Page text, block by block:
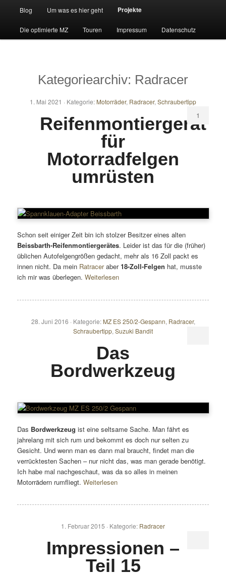
Zum primären Inhalt springen
Zum sekundären Inhalt springen
Blog Um was es hier geht Projekte
Die optimierte MZ Touren Impressum Datenschutz
Kategoriearchiv: Radracer
1. Mai 2021 · Kategorie: Motorräder, Radracer, Schraubertipp
Reifenmontiergerät
für
Motorradfelgen
umrüsten
1
Schon seit einiger Zeit bin ich stolzer Besitzer eines alten
Beissbarth-Reifenmontiergerätes. Leider ist das für die (früher)
üblichen Autofelgengrößen gedacht, mehr als 16 Zoll packt es
innen nicht. Da mein Ratraceraber18-Zoll-Felgen hat, musste
ich mir was überlegen.Weiterlesen
28. Juni 2016 · Kategorie: MZ ES 250/2-Gespann, Radracer,
Schraubertipp, Suzuki Bandit
Das
Bordwerkzeug
Das Bordwerkzeug ist eine seltsame Sache. Man fährt es
jahrelang mit sich rum und bekommt es doch nur selten zu
Gesicht. Und wenn man es dann mal braucht, findet man die
verrücktesten Sachen – nur nicht das, was man gerade benötigt.
Ich habe mal nachgeschaut, was da so alles in meinen
Motorrädern rumfliegt.Weiterlesen
1. Februar 2015 · Kategorie: Radracer
Impressionen –
Teil 15